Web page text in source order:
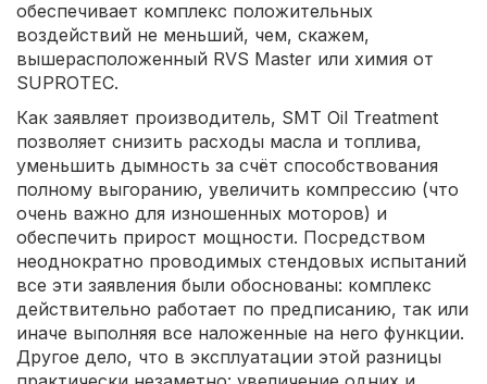
обеспечивает комплекс положительных
воздействий не меньший, чем, скажем,
вышерасположенный RVS Master или химия от
SUPROTEC.
Как заявляет производитель, SMT Oil Treatment
позволяет снизить расходы масла и топлива,
уменьшить дымность за счёт способствования
полному выгоранию, увеличить компрессию (что
очень важно для изношенных моторов) и
обеспечить прирост мощности. Посредством
неоднократно проводимых стендовых испытаний
все эти заявления были обоснованы: комплекс
действительно работает по предписанию, так или
иначе выполняя все наложенные на него функции.
Другое дело, что в эксплуатации этой разницы